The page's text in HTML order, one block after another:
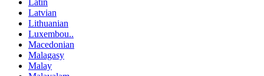
Latin
Latvian
Lithuanian
Luxembou..
Macedonian
Malagasy
Malay